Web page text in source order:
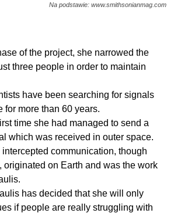
Na podstawie: www.smithsonianmag.com
of the project, she narrowed the
three people in order to maintain
have been searching for signals
for more than 60 years.
time she had managed to send a
which was received in outer space.
intercepted communication, though
originated on Earth and was the work
has decided that she will only
if people are really struggling with